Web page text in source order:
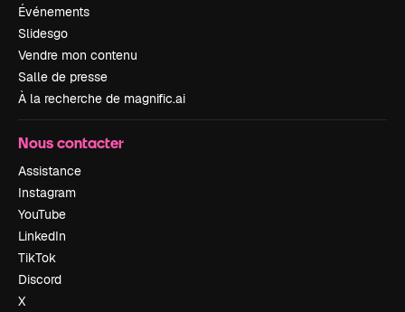
Événements
Slidesgo
Vendre mon contenu
Salle de presse
À la recherche de magnific.ai
Nous contacter
Assistance
Instagram
YouTube
LinkedIn
TikTok
Discord
X